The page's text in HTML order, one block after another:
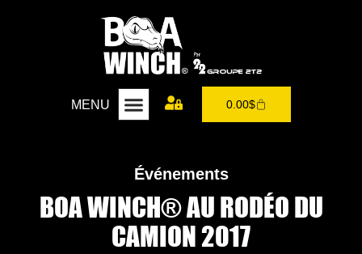
MENU 0.00$
Événements
BOA WINCH® AU RODÉO DU
CAMION 2017